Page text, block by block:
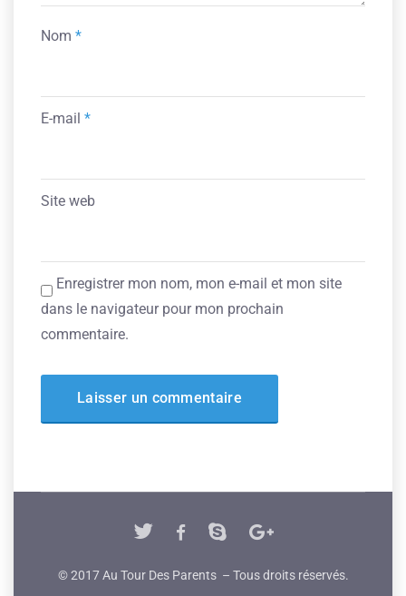
Nom *
E-mail *
Site web
Enregistrer mon nom, mon e-mail et mon site
dans le navigateur pour mon prochain
commentaire.
© 2017 Au Tour Des Parents – Tous droits réservés.